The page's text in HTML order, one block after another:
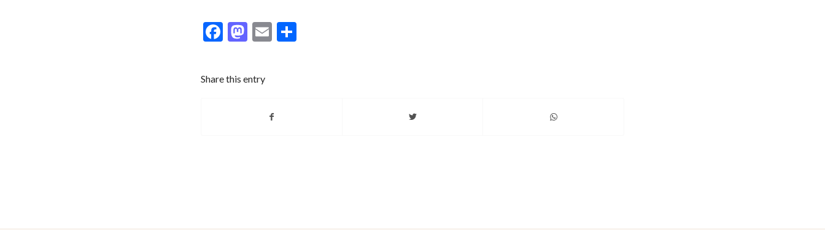
Facebook
Mastodon
Email
Share this entry